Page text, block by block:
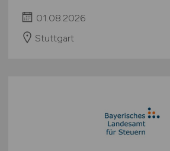
01.08.2026
Stuttgart